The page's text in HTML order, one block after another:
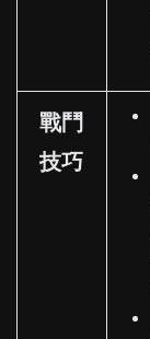
戰鬥
技巧